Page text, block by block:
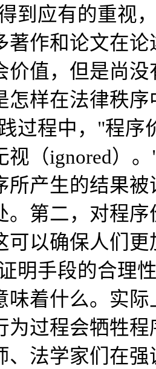
到应有的重视
著作和论文在
价值，但是尚
怎样在法律秩
过程中，"程序
视（ignored）
所产生的结果
。第二，对程
可以确保人们
明手段的合理
味着什么。实
为过程会牺牲
、法学家们在